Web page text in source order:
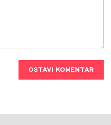
OSTAVI KOMENTAR